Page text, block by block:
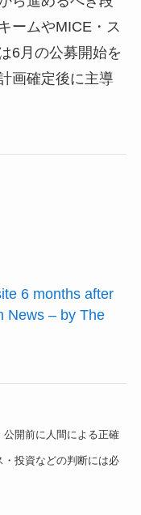
ームやMICE・ス
6月の公募開始を
画確定後に主導
6 months after
News – by The
開前に人間による正確
投資などの判断には必